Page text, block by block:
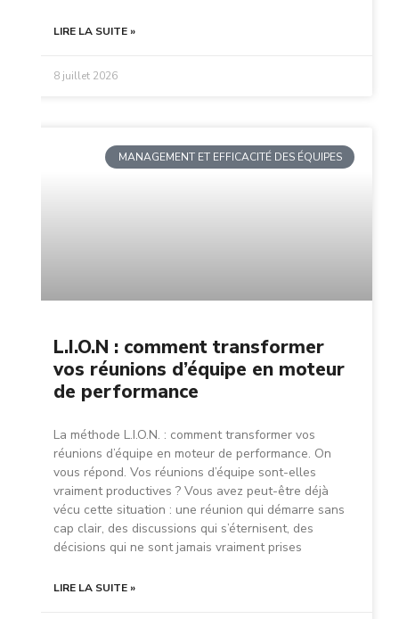
LIRE LA SUITE »
8 juillet 2026
MANAGEMENT ET EFFICACITÉ DES ÉQUIPES
L.I.O.N : comment transformer
vos réunions d’équipe en moteur
de performance
La méthode L.I.O.N. : comment transformer vos
réunions d’équipe en moteur de performance. On
vous répond. Vos réunions d’équipe sont-elles
vraiment productives ? Vous avez peut-être déjà
vécu cette situation : une réunion qui démarre sans
cap clair, des discussions qui s’éternisent, des
décisions qui ne sont jamais vraiment prises
LIRE LA SUITE »